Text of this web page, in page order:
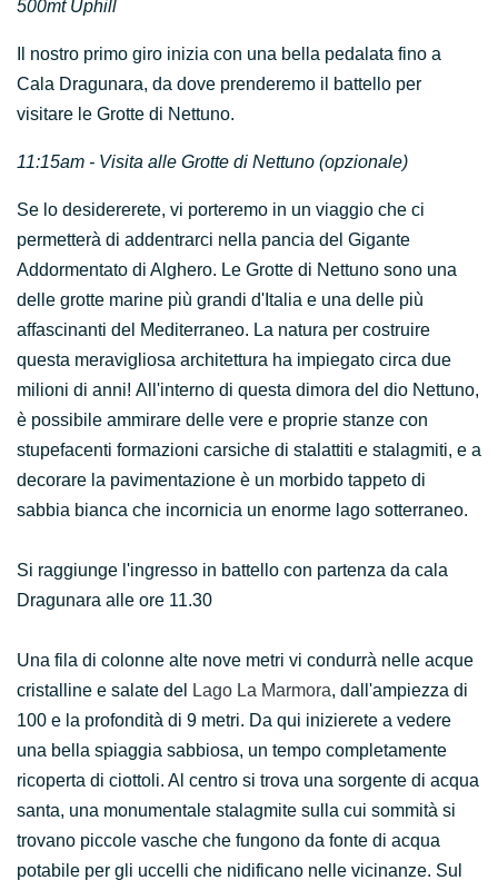
500mt Uphill
Il nostro primo giro inizia con una bella pedalata fino a
Cala Dragunara, da dove prenderemo il battello per
visitare le Grotte di Nettuno.
11:15am - Visita alle Grotte di Nettuno (opzionale)
Se lo desidererete, vi porteremo in un viaggio che ci
permetterà di addentrarci nella pancia del Gigante
Addormentato di Alghero. Le Grotte di Nettuno sono una
delle grotte marine più grandi d'Italia e una delle più
affascinanti del Mediterraneo. La natura per costruire
questa meravigliosa architettura ha impiegato circa due
milioni di anni! All'interno di questa dimora del dio Nettuno,
è possibile ammirare delle vere e proprie stanze con
stupefacenti formazioni carsiche di stalattiti e stalagmiti, e a
decorare la pavimentazione è un morbido tappeto di
sabbia bianca che incornicia un enorme lago sotterraneo.
Si raggiunge l'ingresso in battello con partenza da cala
Dragunara alle ore 11.30
Una fila di colonne alte nove metri vi condurrà nelle acque
cristalline e salate del Lago La Marmora, dall'ampiezza di
100 e la profondità di 9 metri. Da qui inizierete a vedere
una bella spiaggia sabbiosa, un tempo completamente
ricoperta di ciottoli. Al centro si trova una sorgente di acqua
santa, una monumentale stalagmite sulla cui sommità si
trovano piccole vasche che fungono da fonte di acqua
potabile per gli uccelli che nidificano nelle vicinanze. Sul